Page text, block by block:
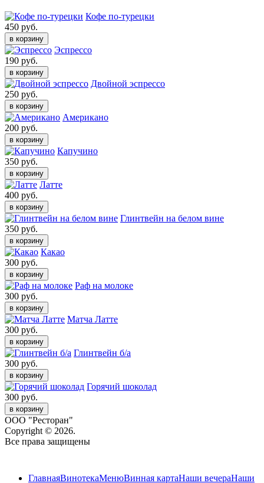
Кофе по-турецки
450 руб.
в корзину
Эспрессо
190 руб.
в корзину
Двойной эспрессо
250 руб.
в корзину
Американо
200 руб.
в корзину
Капучино
350 руб.
в корзину
Латте
400 руб.
в корзину
Глинтвейн на белом вине
350 руб.
в корзину
Какао
300 руб.
в корзину
Раф на молоке
300 руб.
в корзину
Матча Латте
300 руб.
в корзину
Глинтвейн б/а
300 руб.
в корзину
Горячий шоколад
300 руб.
в корзину
ООО "Ресторан"
Copyright © 2026.
Все права защищены
ГлавнаяВинотекаМенюВинная картаНаши вечераНаши